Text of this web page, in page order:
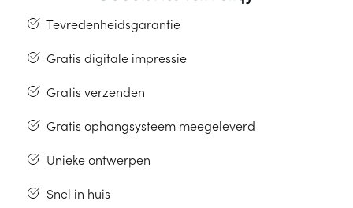
Tevredenheidsgarantie
Gratis digitale impressie
Gratis verzenden
Gratis ophangsysteem meegeleverd
Unieke ontwerpen
Snel in huis